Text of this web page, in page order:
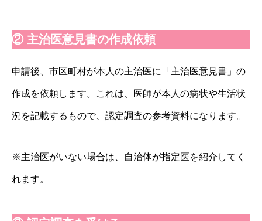
② 主治医意見書の作成依頼
申請後、市区町村が本人の主治医に「主治医意見書」の
作成を依頼します。これは、医師が本人の病状や生活状
況を記載するもので、認定調査の参考資料になります。
※主治医がいない場合は、自治体が指定医を紹介してく
れます。